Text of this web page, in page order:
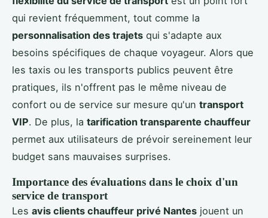
qui revient fréquemment, tout comme la
personnalisation des trajets qui s'adapte aux
besoins spécifiques de chaque voyageur. Alors que
les taxis ou les transports publics peuvent être
pratiques, ils n'offrent pas le même niveau de
confort ou de service sur mesure qu'un transport
VIP. De plus, la tarification transparente chauffeur
permet aux utilisateurs de prévoir sereinement leur
budget sans mauvaises surprises.
Importance des évaluations dans le choix d'un
service de transport
Les avis clients chauffeur privé Nantes jouent un